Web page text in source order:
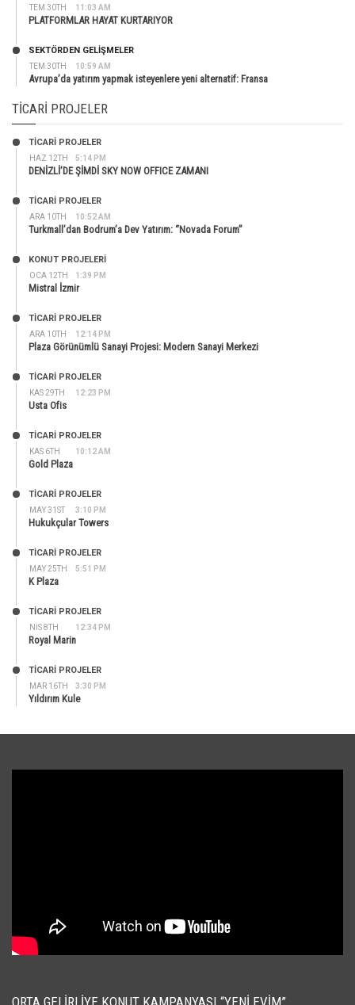
TEM 30TH 11:03 AM
PLATFORMLAR HAYAT KURTARIYOR
TEM 30TH 10:59 AM
SEKTÖRDEN GELIŞMELER
Avrupa’da yatırım yapmak isteyenlere yeni alternatif: Fransa
TICARI PROJELER
HAZ 12TH 5:14 PM
TİCARİ PROJELER
DENİZLİ’DE ŞİMDİ SKY NOW OFFICE ZAMANI
ARA 10TH 10:52 AM
TİCARİ PROJELER
Turkmall’dan Bodrum’a Dev Yatırım: “Novada Forum”
OCA 12TH 1:39 PM
KONUT PROJELERI
Mistral İzmir
ARA 10TH 12:14 PM
TİCARİ PROJELER
Plaza Görünümlü Sanayi Projesi: Modern Sanayi Merkezi
KAS 29TH 12:23 PM
TİCARİ PROJELER
Usta Ofis
KAS 6TH 10:12 AM
TİCARİ PROJELER
Gold Plaza
MAY 31ST 3:10 PM
TİCARİ PROJELER
Hukukçular Towers
MAY 25TH 5:51 PM
TİCARİ PROJELER
K Plaza
NIS 8TH 12:34 PM
TİCARİ PROJELER
Royal Marin
MAR 16TH 3:30 PM
TİCARİ PROJELER
Yıldırım Kule